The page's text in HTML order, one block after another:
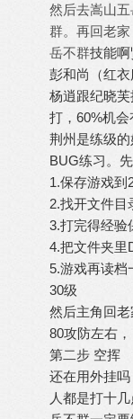
然后去嵩山
群。再回老
岳不群技能
彭和尚（红
杨逍跟纪晓
打，60%机
荆州是练级
BUG练习。
1.保存游戏到
2.找开文件目
3.打完得经验
4.把文件夹里
5.游戏再读档
30级
然后主角回
80攻防左右，
第二步 空挥
还在用外挂
人都是打十